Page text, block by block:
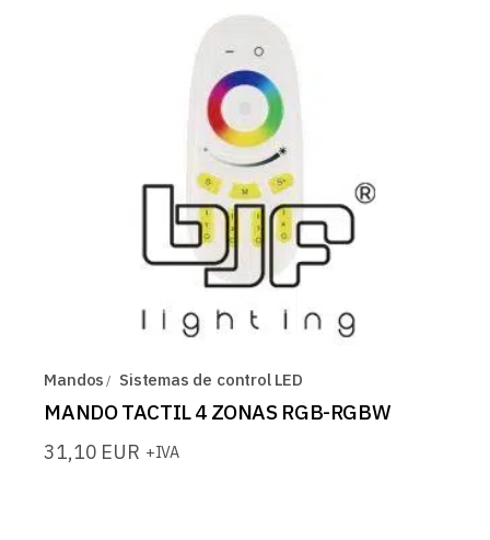
Mandos Sistemas de control LED
MANDO TACTIL 4 ZONAS RGB-RGBW
31,10 EUR +IVA